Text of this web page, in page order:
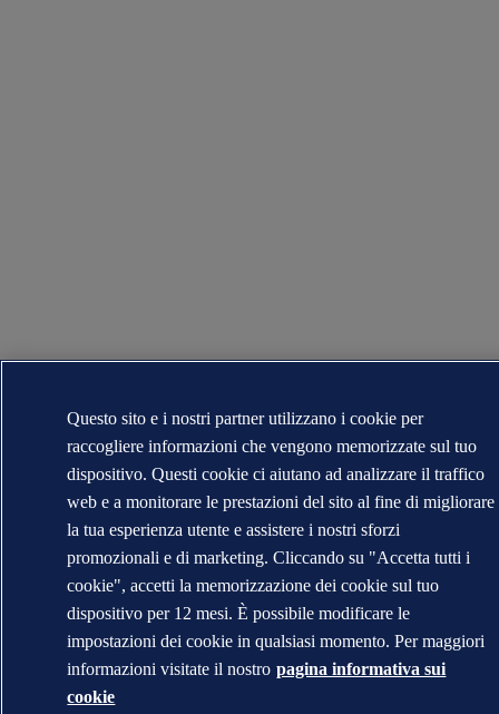
Questo sito e i nostri partner utilizzano i cookie per
raccogliere informazioni che vengono memorizzate sul tuo
dispositivo. Questi cookie ci aiutano ad analizzare il traffico
web e a monitorare le prestazioni del sito al fine di migliorare
la tua esperienza utente e assistere i nostri sforzi
promozionali e di marketing. Cliccando su "Accetta tutti i
cookie", accetti la memorizzazione dei cookie sul tuo
dispositivo per 12 mesi. È possibile modificare le
impostazioni dei cookie in qualsiasi momento. Per maggiori
informazioni visitate il nostro pagina informativa sui
cookie